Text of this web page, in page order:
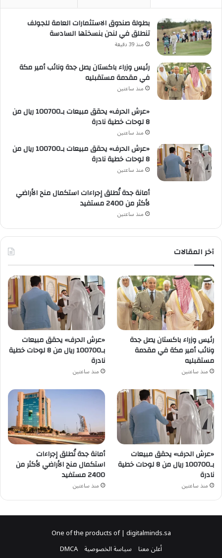
بطولة صندوق الاستثمارات العامة للجولف
تنطلق في لندن بنسختها السادسة
منذ 39 دقيقة
رئيس وزراء باكستان يصل جدة ونائب أمير مكة
في مقدمة مستقبليه
منذ ساعتين
«عرش الحرف» يحقق مبيعات بـ100700 ريال من
8 لوحات خطية نادرة
منذ ساعتين
«عرش الحرف» يحقق مبيعات بـ100700 ريال من
8 لوحات خطية نادرة
منذ ساعتين
أمانة جدة تُطلق إجراءات استكمال منح الأراضي
لأكثر من 2400 مستفيد
منذ ساعتين
آخر المقالات
رئيس وزراء باكستان يصل جدة
ونائب أمير مكة في مقدمة
مستقبليه
منذ ساعتين
«عرش الحرف» يحقق مبيعات
بـ100700 ريال من 8 لوحات خطية
نادرة
منذ ساعتين
«عرش الحرف» يحقق مبيعات
بـ100700 ريال من 8 لوحات خطية
نادرة
منذ ساعتين
أمانة جدة تُطلق إجراءات
استكمال منح الأراضي لأكثر من
2400 مستفيد
منذ ساعتين
One of the products of | digitalminds.sa
أعلن معنا سياسة الخصوصية DMCA